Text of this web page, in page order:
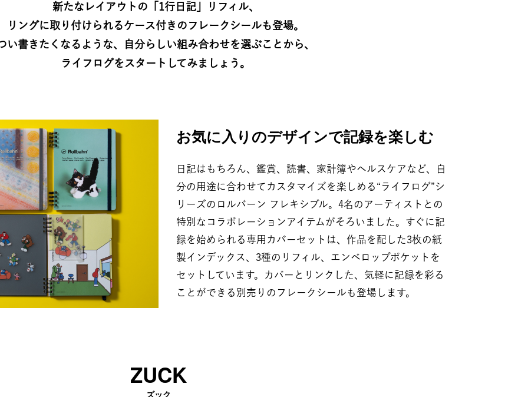
​新たなレイアウトの「1行日記」リフィル、
リングに取り付けられるケース付きのフレークシールも登場。
い書きたくなるような、自分らしい組み合わせを選ぶことから、​
ライフログをスタートしてみましょう。
お気に入りのデザインで記録を楽しむ​​
日記はもちろん、鑑賞、読書、家計簿やヘルスケアなど、自
分の用途に合わせてカスタマイズを楽しめる“ライフログ”シ
リーズのロルバーン フレキシブル。4名のアーティストとの
特別なコラボレーションアイテムがそろいました。すぐに記
録を始められる専用カバーセットは、作品を配した3枚の紙
製インデックス、3種のリフィル、エンベロップポケットを
セットしています。カバーとリンクした、気軽に記録を彩る
ことができる別売りのフレークシールも登場します。
ZUCK​
ズック​